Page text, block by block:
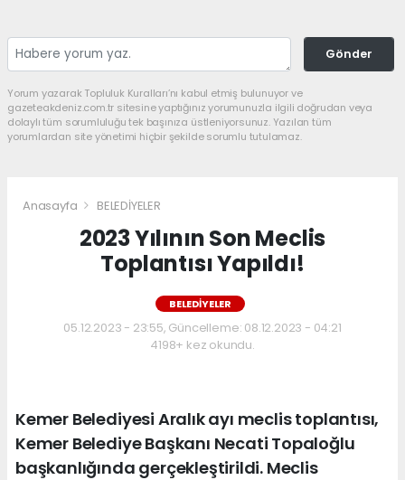
Gönder
Yorum yazarak Topluluk Kuralları’nı kabul etmiş bulunuyor ve
gazeteakdeniz.com.tr sitesine yaptığınız yorumunuzla ilgili doğrudan veya
dolaylı tüm sorumluluğu tek başınıza üstleniyorsunuz. Yazılan tüm
yorumlardan site yönetimi hiçbir şekilde sorumlu tutulamaz.
Anasayfa BELEDİYELER
2023 Yılının Son Meclis
Toplantısı Yapıldı!
BELEDİYELER
05.12.2023 - 23:55, Güncelleme: 08.12.2023 - 04:21
4198+ kez okundu.
Kemer Belediyesi Aralık ayı meclis toplantısı,
Kemer Belediye Başkanı Necati Topaloğlu
başkanlığında gerçekleştirildi. Meclis